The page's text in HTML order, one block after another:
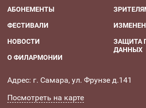
АБОНЕМЕНТЫ
ФЕСТИВАЛИ
НОВОСТИ
О ФИЛАРМОНИИ
ЗАЩИТА
ДАННЫХ
Адрес: г. Самара, ул. Фрунзе д.141
Посмотреть на карте